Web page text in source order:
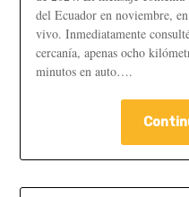
del Ecuador en noviembre,
vivo. Inmediatamente
cercanía, apenas ocho
minutos en auto….